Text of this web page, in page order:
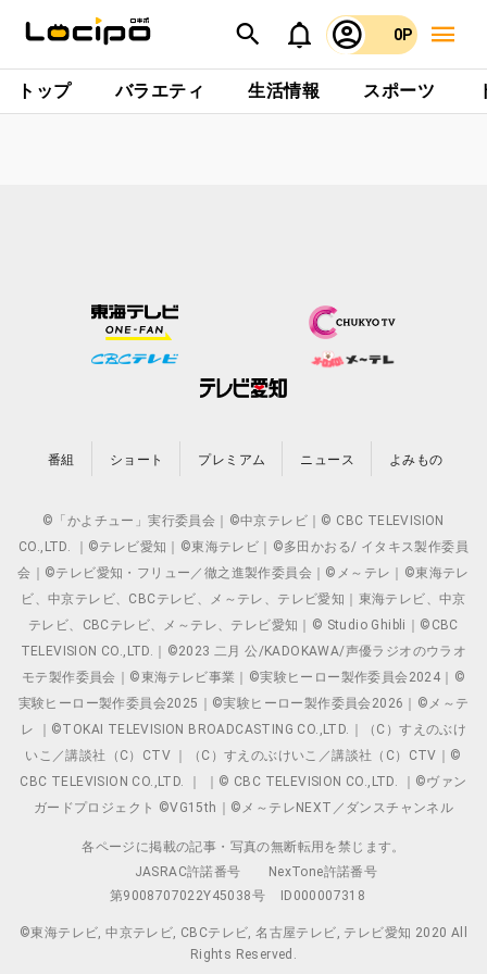
0P
トップ バラエティ 生活情報 スポーツ
番組 ショート プレミアム ニュース よみもの
©「かよチュー」実行委員会｜©中京テレビ｜© CBC TELEVISION
CO.,LTD. ｜©テレビ愛知｜©東海テレビ｜©多田かおる/ イタキス製作委員
会｜©テレビ愛知・フリュー／徹之進製作委員会｜©メ～テレ｜©東海テレ
ビ、中京テレビ、CBCテレビ、メ～テレ、テレビ愛知｜東海テレビ、中京
テレビ、CBCテレビ、メ～テレ、テレビ愛知｜© Studio Ghibli｜©CBC
TELEVISION CO.,LTD.｜©2023 二月 公/KADOKAWA/声優ラジオのウラオ
モテ製作委員会｜©東海テレビ事業｜©実験ヒーロー製作委員会2024｜©
実験ヒーロー製作委員会2025｜©実験ヒーロー製作委員会2026｜©メ～テ
レ ｜©TOKAI TELEVISION BROADCASTING CO.,LTD.｜（C）すえのぶけ
いこ／講談社（C）CTV ｜（C）すえのぶけいこ／講談社（C）CTV｜©
CBC TELEVISION CO.,LTD. ｜ ｜© CBC TELEVISION CO.,LTD. ｜©ヴァン
ガードプロジェクト ©VG15th｜©メ～テレNEXT／ダンスチャンネル
各ページに掲載の記事・写真の無断転用を禁じます。
JASRAC許諾番号
NexTone許諾番号
第9008707022Y45038号
ID000007318
©東海テレビ, 中京テレビ, CBCテレビ, 名古屋テレビ, テレビ愛知 2020 All
Rights Reserved.